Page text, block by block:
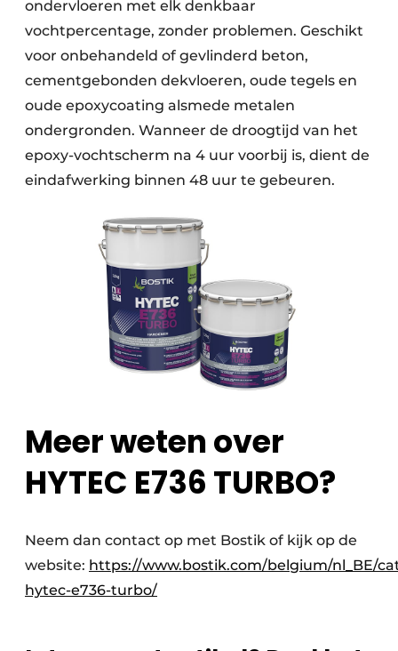
ondervloeren met elk denkbaar
vochtpercentage, zonder problemen. Geschikt
voor onbehandeld of gevlinderd beton,
cementgebonden dekvloeren, oude tegels en
oude epoxycoating alsmede metalen
ondergronden. Wanneer de droogtijd van het
epoxy-vochtscherm na 4 uur voorbij is, dient de
eindafwerking binnen 48 uur te gebeuren.
Meer weten over
HYTEC E736 TURBO?
Neem dan contact op met Bostik of kijk op de
website: https://www.bostik.com/belgium/nl_BE/
hytec-e736-turbo/